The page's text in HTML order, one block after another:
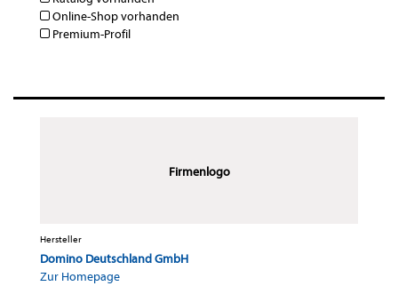
Online-Shop vorhanden
Premium-Profil
Firmenlogo
Hersteller
Domino Deutschland GmbH
Zur Homepage